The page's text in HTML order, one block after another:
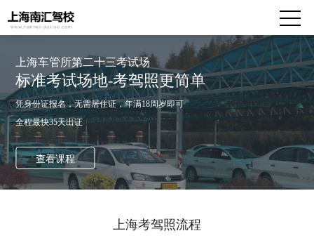
上海车管所第二十三考试场
标准考试场地-考驾照更简单
凭身份证报名，无需居住证，年满18周岁即可
全程最快35天出证
查看课程
上海考驾照流程